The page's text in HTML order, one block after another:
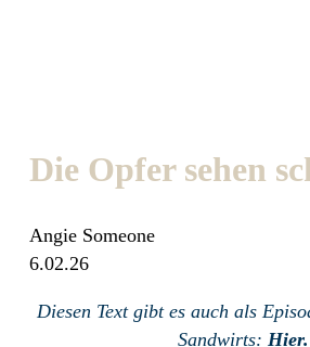
Die Opfer sehen
Angie Someone
6.02.26
Diesen Text gibt es auch als
Sandwirts: Hier.